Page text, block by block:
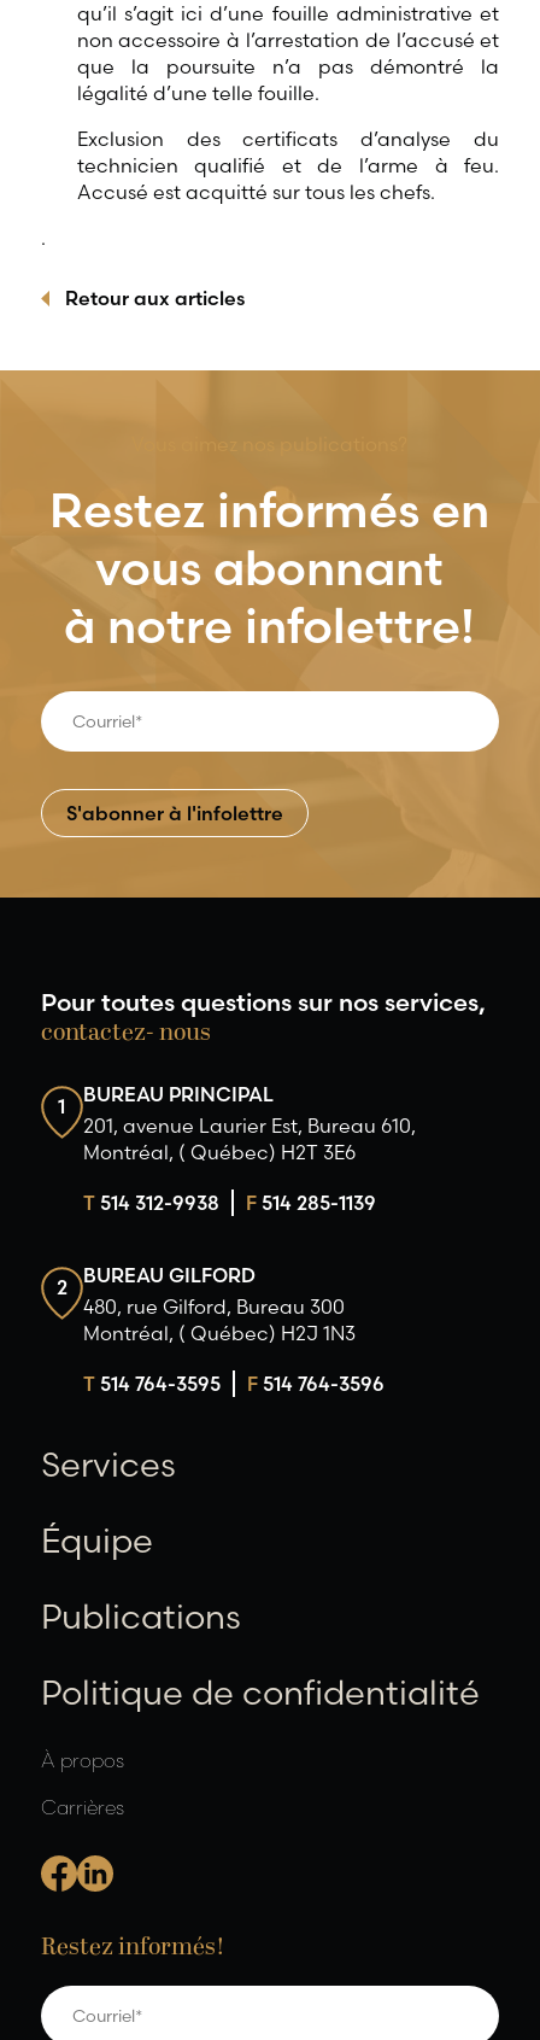
qu’il s’agit ici d’une fouille administrative et
non accessoire à l’arrestation de l’accusé et
que la poursuite n’a pas démontré la
légalité d’une telle fouille.
Exclusion des certificats d’analyse du
technicien qualifié et de l’arme à feu.
Accusé est acquitté sur tous les chefs.
.
Retour aux articles
Restez informés en
vous abonnant
à notre infolettre!
Pour toutes questions sur nos services,
contactez- nous
1
BUREAU PRINCIPAL
201, avenue Laurier Est, Bureau 610,
Montréal, ( Québec) H2T 3E6
T514 312-9938 F514 285-1139
2
BUREAU GILFORD
480, rue Gilford, Bureau 300
Montréal, ( Québec) H2J 1N3
T514 764-3595 F514 764-3596
Services
Équipe
Publications
Politique de confidentialité
À propos
Carrières
Restez informés!